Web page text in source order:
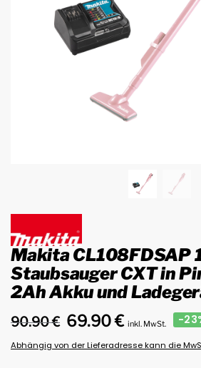
Makita CL108FDSAP
Staubsauger CXT in
2Ah Akku und
90.90€ 69.90€ inkl. MwSt. -
Abhängig von der Lieferadresse kann die